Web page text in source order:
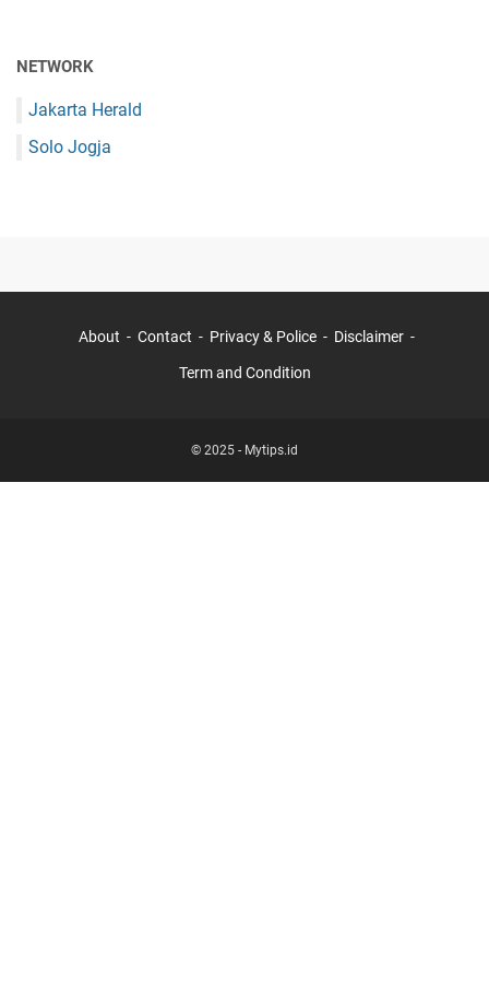
NETWORK
Jakarta Herald
Solo Jogja
About Contact Privacy & Police Disclaimer
Term and Condition
© 2025 - Mytips.id